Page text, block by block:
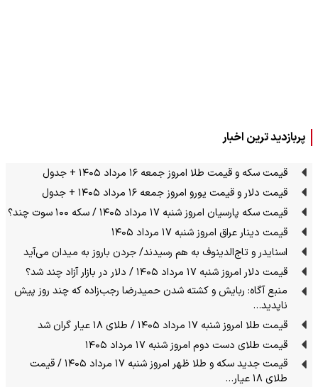
پربازدید ترین اخبار
قیمت سکه و قیمت طلا امروز جمعه ۱۶ مرداد ۱۴۰۵ + جدول
قیمت دلار و قیمت یورو امروز جمعه ۱۶ مرداد ۱۴۰۵ + جدول
قیمت سکه پارسیان امروز شنبه ۱۷ مرداد ۱۴۰۵ / سکه ۱۰۰ سوت چند؟
قیمت دینار عراق امروز شنبه ۱۷ مرداد ۱۴۰۵
اسنایدر و تاج‌الدینوف به هم رسیدند/ جردن باروز به میدان می‌آید
قیمت دلار امروز شنبه ۱۷ مرداد ۱۴۰۵ / دلار در بازار آزاد چند شد؟
منبع آگاه: ربایش و کشته شدن حمیدرضا رجب‌زاده که چند روز پیش
ناپدید…
قیمت طلا امروز شنبه ۱۷ مرداد ۱۴۰۵ / طلای ۱۸ عیار گران شد
قیمت طلای دست دوم امروز شنبه ۱۷ مرداد ۱۴۰۵
قیمت جدید سکه و طلا ظهر امروز شنبه ۱۷ مرداد ۱۴۰۵ / قیمت
طلای ۱۸ عیار…